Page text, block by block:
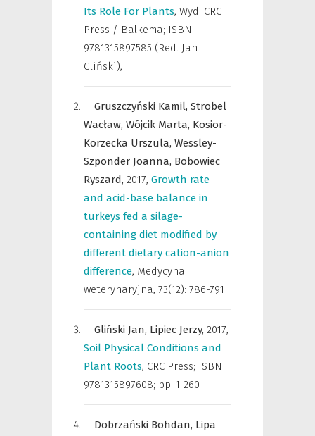
Its Role For Plants, Wyd. CRC
Press / Balkema; ISBN:
9781315897585 (Red. Jan
Gliński),
Gruszczyński Kamil, Strobel
Wacław, Wójcik Marta, Kosior-
Korzecka Urszula, Wessley-
Szponder Joanna, Bobowiec
Ryszard, 2017, Growth rate
and acid-base balance in
turkeys fed a silage-
containing diet modified by
different dietary cation-anion
difference, Medycyna
weterynaryjna, 73(12): 786-791
Gliński Jan, Lipiec Jerzy, 2017,
Soil Physical Conditions and
Plant Roots, CRC Press; ISBN
9781315897608; pp. 1-260
Dobrzański Bohdan, Lipa